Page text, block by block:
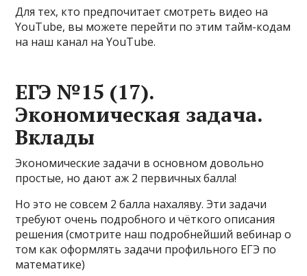
Для тех, кто предпочитает смотреть видео на
YouTube, вы можете перейти по этим тайм-кодам
на наш канал на YouTube.
ЕГЭ №15 (17).
Экономическая задача.
Вклады
Экономические задачи в основном довольно
простые, но дают аж 2 первичных балла!
Но это не совсем 2 балла нахаляву. Эти задачи
требуют очень подробного и чёткого описания
решения (смотрите наш подробнейший вебинар о
том как оформлять задачи профильного ЕГЭ по
математике)